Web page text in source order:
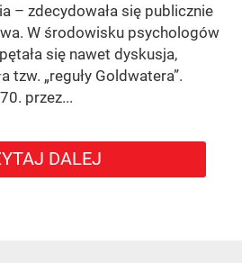
– zdecydowała się publicznie
W środowisku psychologów
się nawet dyskusja,
tzw. „reguły Goldwatera”.
przez...
DALEJ